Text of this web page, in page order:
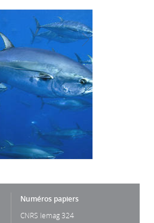
Numéros papiers
CNRS lemag 324